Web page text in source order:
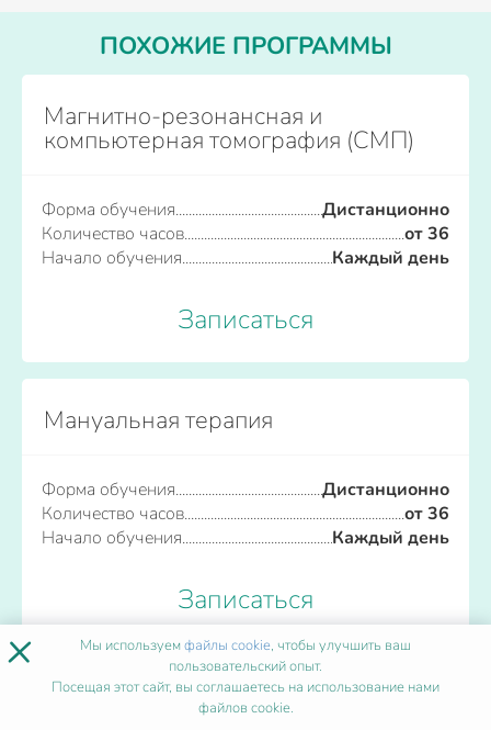
ПОХОЖИЕ ПРОГРАММЫ
Магнитно-резонансная и
компьютерная томография (СМП)
Форма обучения
Дистанционно
Количество часов
от 36
Начало обучения
Каждый день
Записаться
Мануальная терапия
Форма обучения
Дистанционно
Количество часов
от 36
Начало обучения
Каждый день
Записаться
Медико-социальная помощь (СМП)
× Мы используемфайлы cookie, чтобы улучшить ваш
пользовательский опыт.
Посещая этот сайт, вы соглашаетесь на использование нами
файлов cookie.